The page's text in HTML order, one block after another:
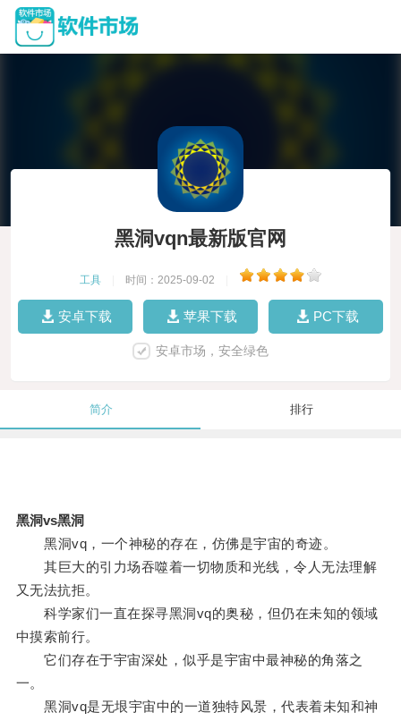
黑洞vqn最新版官网
工具 时间：2025-09-02
安卓下载 苹果下载 PC下载
安卓市场，安全绿色
简介 排行
黑洞vs黑洞
黑洞vq，一个神秘的存在，仿佛是宇宙的奇迹。
其巨大的引力场吞噬着一切物质和光线，令人无法理解
又无法抗拒。
科学家们一直在探寻黑洞vq的奥秘，但仍在未知的领域
中摸索前行。
它们存在于宇宙深处，似乎是宇宙中最神秘的角落之
一。
黑洞vq是无垠宇宙中的一道独特风景，代表着未知和神